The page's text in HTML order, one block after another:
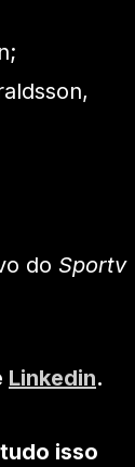
do Sportv
Linkedin.
isso